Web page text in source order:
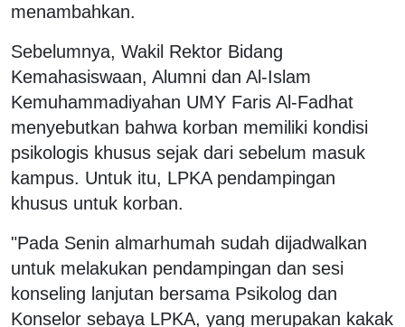
menambahkan.
Sebelumnya, Wakil Rektor Bidang
Kemahasiswaan, Alumni dan Al-Islam
Kemuhammadiyahan UMY Faris Al-Fadhat
menyebutkan bahwa korban memiliki kondisi
psikologis khusus sejak dari sebelum masuk
kampus. Untuk itu, LPKA pendampingan
khusus untuk korban.
"Pada Senin almarhumah sudah dijadwalkan
untuk melakukan pendampingan dan sesi
konseling lanjutan bersama Psikolog dan
Konselor sebaya LPKA, yang merupakan kakak